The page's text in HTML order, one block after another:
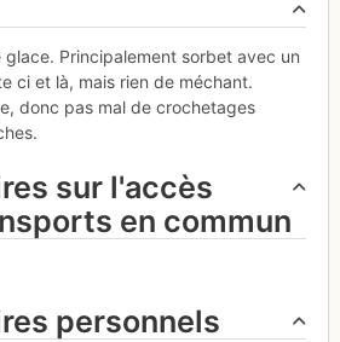
glace. Principalement sorbet avec un
ci et là, mais rien de méchant.
donc pas mal de crochetages
sur l'accès
en commun
personnels